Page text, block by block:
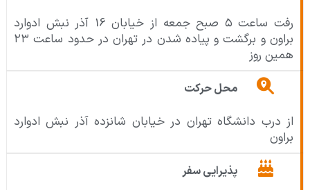
رفت ساعت ۵ صبح جمعه از خیابان 16 آذر نبش ادوارد
براون و برگشت و پیاده شدن در تهران در حدود ساعت ۲۳
همین روز
محل حرکت
از درب دانشگاه تهران در خیابان شانزده آذر نبش ادوارد
براون
پذیرایی سفر